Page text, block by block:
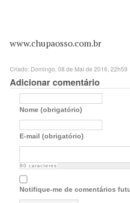
www.chupaosso.com.br
Criado: Domingo, 08 de Mai de 2016, 22h59
Adicionar comentário
Nome (obrigatório)
E-mail (obrigatório)
80 caracteres
Notifique-me de comentários